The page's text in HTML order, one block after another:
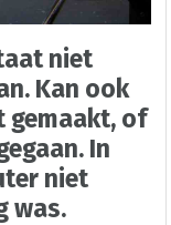
niet
Kan ook
gemaakt, of
In
niet
was.